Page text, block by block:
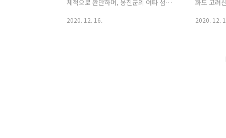
체적으로 완만하며, 옹진군의 여타 섬들
2020. 12. 16.
화도 고려
되었다고
2020. 12.